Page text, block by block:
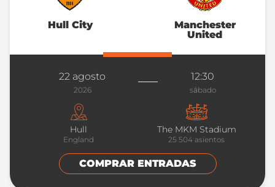
Hull City
Manchester
United
22 agosto
2026
12:30
sábado
Hull
England
The MKM Stadium
25 504 asientos
COMPRAR ENTRADAS